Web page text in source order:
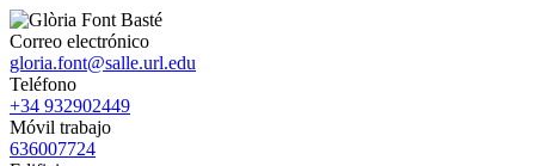
Correo electrónico
gloria.font@salle.url.edu
Teléfono
+34 932902449
Móvil trabajo
636007724